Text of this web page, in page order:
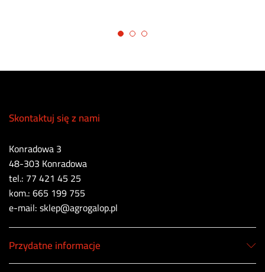
Skontaktuj się z nami
Konradowa 3
48-303 Konradowa
tel.: 77 421 45 25
kom.: 665 199 755
e-mail: sklep@agrogalop.pl
Przydatne informacje